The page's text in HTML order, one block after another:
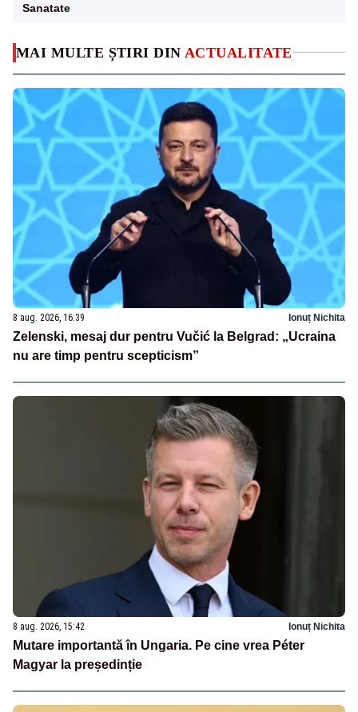
MAI MULTE ȘTIRI DIN ACTUALITATE
8 aug. 2026, 16:39 Ionuț Nichita
Zelenski, mesaj dur pentru Vučić la Belgrad: „Ucraina
nu are timp pentru scepticism”
8 aug. 2026, 15:42 Ionuț Nichita
Mutare importantă în Ungaria. Pe cine vrea Péter
Magyar la președinție
Sanatate